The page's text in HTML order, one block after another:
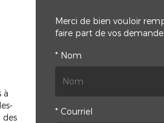
à
Merci de bien vouloir
faire part de vos
* Nom
* Courriel